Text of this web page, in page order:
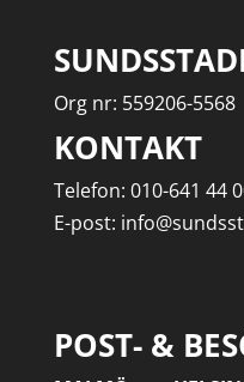
Org nr: 559206-5568
KONTAKT
Telefon: 010-641 44
E-post:
POST- &